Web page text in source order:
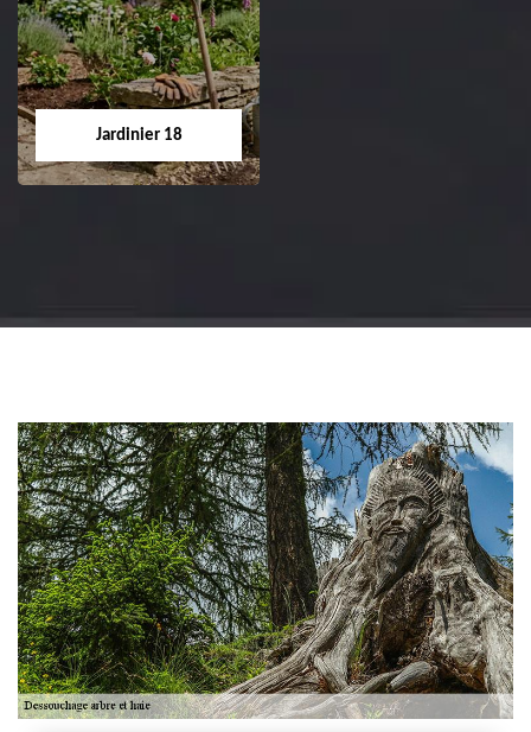
et haie 18
Entreprise dessouchage
arbre et haie 18 Cher
Jardinier 18